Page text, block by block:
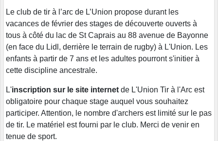
Le club de tir à l’arc de L’Union propose durant les
vacances de février des stages de découverte ouverts à
tous à côté du lac de St Caprais au 88 avenue de Bayonne
(en face du Lidl, derrière le terrain de rugby) à L'Union. Les
enfants à partir de 7 ans et les adultes pourront s'initier à
cette discipline ancestrale.
L'inscription sur le site internet de L'Union Tir à l'Arc est
obligatoire pour chaque stage auquel vous souhaitez
participer. Attention, le nombre d'archers est limité sur le pas
de tir. Le matériel est fourni par le club. Merci de venir en
tenue de sport.